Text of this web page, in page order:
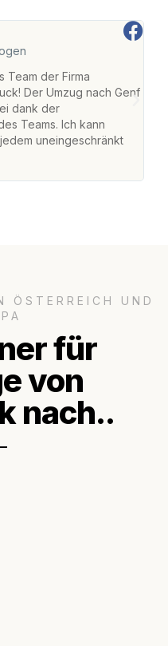
Team der Firma
Der Umzug nach Genf
dank der
Teams. Ich kann
uneingeschränkt
ÖSTERREICH UND
für
von
nach..